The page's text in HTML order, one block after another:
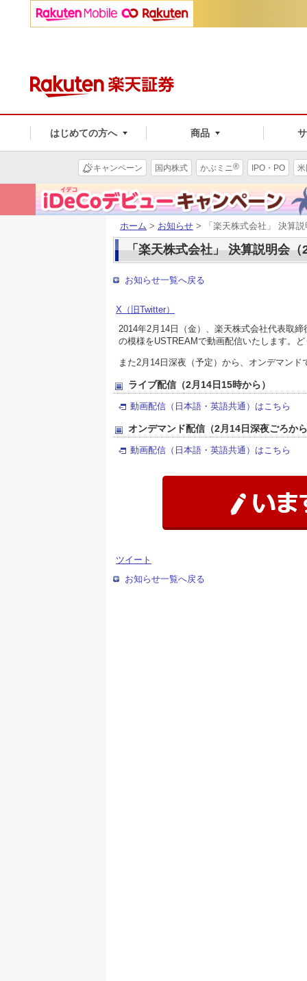
はじめての方へ 商品
キャンペーン 国内株式 かぶミニ® IPO・PO
ホーム > お知らせ > 「楽天株式会社」 決算
「楽天株式会社」 決算説明会
お知らせ一覧へ戻る
X（旧Twitter）
2014年2月14日（金）、楽天株式会社代表取
の模様をUSTREAMで動画配信いたします。
また2月14日深夜（予定）から、オンデマン
ライブ配信（2月14日15時から）
動画配信（日本語・英語共通）はこちら
オンデマンド配信（2月14日深夜ごろか
動画配信（日本語・英語共通）はこちら
ツイート
お知らせ一覧へ戻る